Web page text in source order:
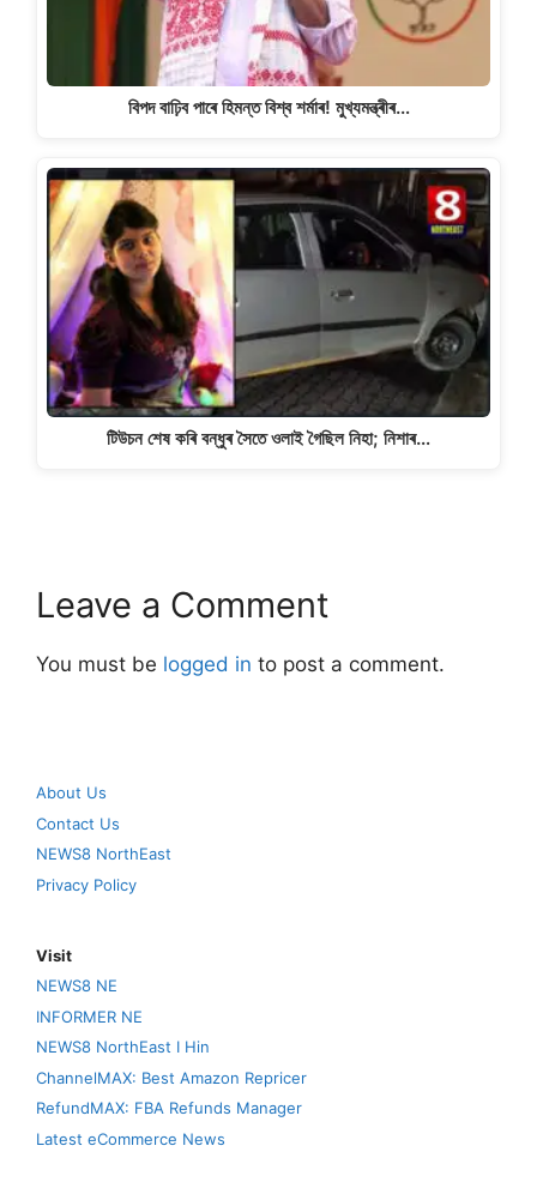
বিপদ বাঢ়িব পাৰে হিমন্ত বিশ্ব শৰ্মাৰ! মুখ্যমন্ত্ৰীৰ…
টিউচন শেষ কৰি বন্ধুৰ সৈতে ওলাই গৈছিল নিহা; নিশাৰ…
Leave a Comment
You must be logged in to post a comment.
About Us
Contact Us
NEWS8 NorthEast
Privacy Policy
Visit
NEWS8 NE
INFORMER NE
NEWS8 NorthEast I Hin
ChannelMAX: Best Amazon Repricer
RefundMAX: FBA Refunds Manager
Latest eCommerce News